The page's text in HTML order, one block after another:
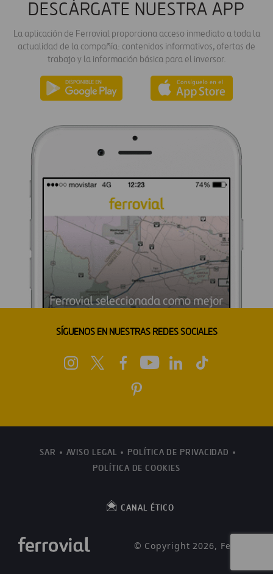
DESCÁRGATE NUESTRA APP
La aplicación de Ferrovial proporciona acceso inmediato a toda la
actualidad de la compañía: contenidos informativos, ofertas de
trabajo y la información básica para el inversor.
SÍGUENOS EN NUESTRAS REDES SOCIALES
SAR AVISO LEGAL
POLÍTICA DE PRIVACIDAD
POLÍTICA DE COOKIES
CANAL ÉTICO
© Copyright 2026, Ferrovial